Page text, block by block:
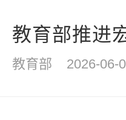
教育部推进
教育部 2026-06-